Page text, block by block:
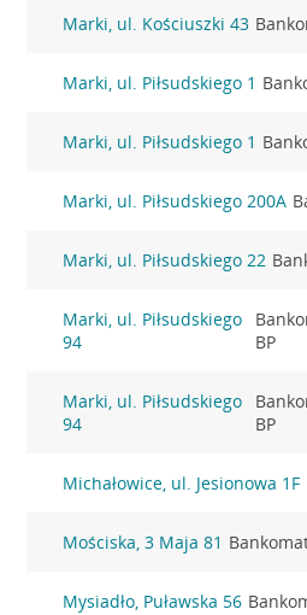
Marki, ul. Kościuszki 43
Marki, ul. Piłsudskiego 1
Marki, ul. Piłsudskiego 1
Marki, ul. Piłsudskiego 200A
Marki, ul. Piłsudskiego 22
Marki, ul. Piłsudskiego
94
BP
Marki, ul. Piłsudskiego
94
BP
Michałowice, ul. Jesionowa 1F
Mościska, 3 Maja 81
Mysiadło, Puławska 56